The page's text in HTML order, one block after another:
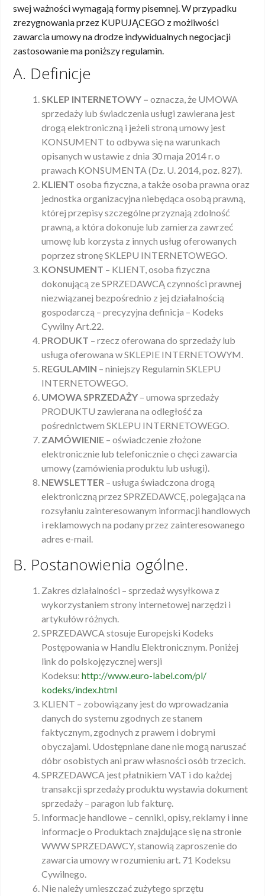
swej ważności wymagają formy pisemnej. W przypadku
zrezygnowania przez KUPUJĄCEGO z możliwości
zawarcia umowy na drodze indywidualnych negocjacji
zastosowanie ma poniższy regulamin.
A. Definicje
SKLEP INTERNETOWY –oznacza, że UMOWA
sprzedaży lub świadczenia usługi zawierana jest
drogą elektroniczną i jeżeli stroną umowy jest
KONSUMENT to odbywa się na warunkach
opisanych w ustawie z dnia 30 maja 2014 r. o
prawach KONSUMENTA (Dz. U. 2014, poz. 827).
KLIENTosoba fizyczna, a także osoba prawna oraz
jednostka organizacyjna niebędąca osobą prawną,
której przepisy szczególne przyznają zdolność
prawną, a która dokonuje lub zamierza zawrzeć
umowę lub korzysta z innych usług oferowanych
poprzez stronę SKLEPU INTERNETOWEGO.
KONSUMENT – KLIENT, osoba fizyczna
dokonującą ze SPRZEDAWCĄ czynności prawnej
niezwiązanej bezpośrednio z jej działalnością
gospodarczą – precyzyjna definicja – Kodeks
Cywilny Art.22.
PRODUKT – rzecz oferowana do sprzedaży lub
usługa oferowana w SKLEPIE INTERNETOWYM.
REGULAMIN – niniejszy Regulamin SKLEPU
INTERNETOWEGO.
UMOWA SPRZEDAŻY – umowa sprzedaży
PRODUKTU zawierana na odległość za
pośrednictwem SKLEPU INTERNETOWEGO.
ZAMÓWIENIE – oświadczenie złożone
elektronicznie lub telefonicznie o chęci zawarcia
umowy (zamówienia produktu lub usługi).
NEWSLETTER – usługa świadczona drogą
elektroniczną przez SPRZEDAWCĘ, polegająca na
rozsyłaniu zainteresowanym informacji handlowych
i reklamowych na podany przez zainteresowanego
adres e-mail.
B. Postanowienia ogólne.
Zakres działalności – sprzedaż wysyłkowa z
wykorzystaniem strony internetowej narzędzi i
artykułów różnych.
SPRZEDAWCA stosuje Europejski Kodeks
Postępowania w Handlu Elektronicznym. Poniżej
link do polskojęzycznej wersji
Kodeksu:http://www.euro-label.com/pl/
kodeks/index.html
KLIENT – zobowiązany jest do wprowadzania
danych do systemu zgodnych ze stanem
faktycznym, zgodnych z prawem i dobrymi
obyczajami. Udostępniane dane nie mogą naruszać
dóbr osobistych ani praw własności osób trzecich.
SPRZEDAWCA jest płatnikiem VAT i do każdej
transakcji sprzedaży produktu wystawia dokument
sprzedaży – paragon lub fakturę.
Informacje handlowe – cenniki, opisy, reklamy i inne
informacje o Produktach znajdujące się na stronie
WWW SPRZEDAWCY, stanowią zaproszenie do
zawarcia umowy w rozumieniu art. 71 Kodeksu
Cywilnego.
Nie należy umieszczać zużytego sprzętu